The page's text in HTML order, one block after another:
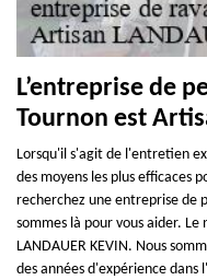
L’entreprise de
Tournon est
Lorsqu'il s'agit de l'entretien
des moyens les plus efficaces
recherchez une entreprise de
sommes là pour vous aider.
LANDAUER KEVIN. Nous
des années d'expérience dans